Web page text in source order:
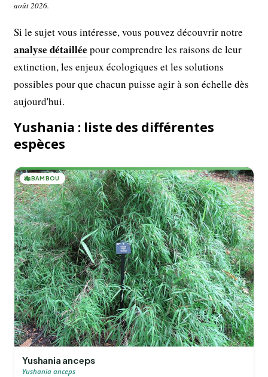
août 2026.
Si le sujet vous intéresse, vous pouvez découvrir notre
analyse détaillée pour comprendre les raisons de leur
extinction, les enjeux écologiques et les solutions
possibles pour que chacun puisse agir à son échelle dès
aujourd'hui.
Yushania : liste des différentes
espèces
🎋BAMBOU
Yushania anceps
Yushania anceps